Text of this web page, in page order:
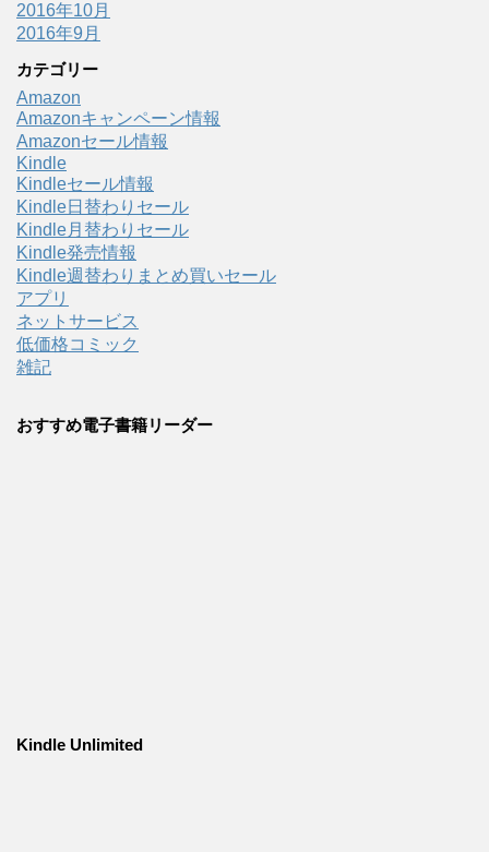
2016年10月
2016年9月
カテゴリー
Amazon
Amazonキャンペーン情報
Amazonセール情報
Kindle
Kindleセール情報
Kindle日替わりセール
Kindle月替わりセール
Kindle発売情報
Kindle週替わりまとめ買いセール
アプリ
ネットサービス
低価格コミック
雑記
おすすめ電子書籍リーダー
Kindle Unlimited